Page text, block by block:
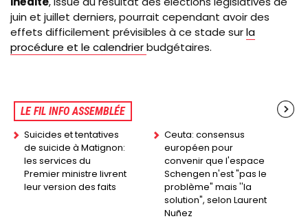
juin et juillet derniers, pourrait cependant avoir des
effets difficilement prévisibles à ce stade surla
procédure et le calendrierbudgétaires.
LE FIL INFO ASSEMBLÉE
Suicides et tentatives
de suicide à Matignon:
les services du
Premier ministre livrent
leur version des faits
Ceuta: consensus
européen pour
convenir que l'espace
Schengen n'est "pas le
problème" mais ''la
solution", selon Laurent
Nuñez